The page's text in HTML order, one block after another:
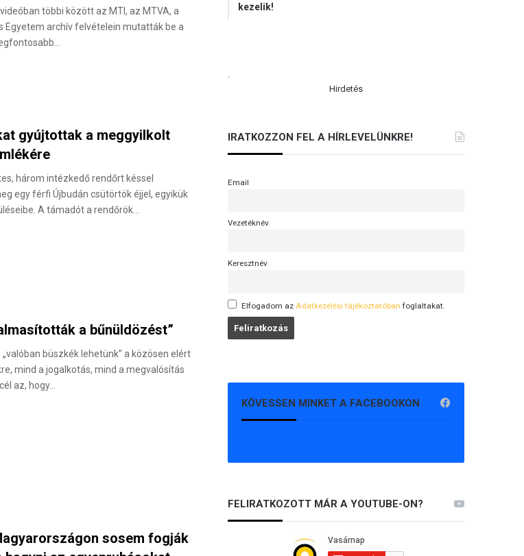
többi között az MTI, az MTVA, a
Egyetem archív felvételein mutatták be a
gyújtottak a meggyilkolt
három intézkedő rendőrt késsel
egy férfi Újbudán csütörtök éjjel, egyikük
A támadót a rendőrök…
a bűnüldözést”
büszkék lehetünk” a közösen elért
mind a jogalkotás, mind a megvalósítás
az, hogy…
sosem fogják
kezelik!
.
Hirdetés
IRATKOZZON FEL A HÍRLEVELÜNKRE!
Email
Vezetéknév
Keresztnév
Elfogadom az Adatkezelési tájékoztatóban foglaltakat.
KÖVESSEN MINKET A FACEBOOKON
FELIRATKOZOTT MÁR A YOUTUBE-ON?